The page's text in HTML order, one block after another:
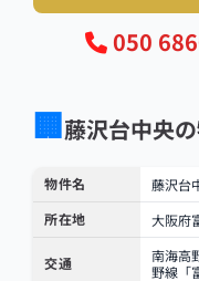
050
🏢藤沢台中央
物件名
藤沢台
所在地
大阪府
交通
南海高
野線「